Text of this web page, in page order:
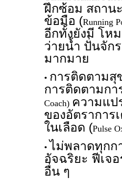
ฝึกซ้อม สถาน
ข้อมือ (Running
อีกทั้งยังมี โห
ว่ายน้ำ ปั่นจัก
มากมาย
• การติดตาม
การติดตามก
Coach) ความแป
ของอัตราการ
ในเลือด (Pulse
• ไม่พลาดทุกก
อัจฉริยะ ฟีเจ
อื่น ๆ